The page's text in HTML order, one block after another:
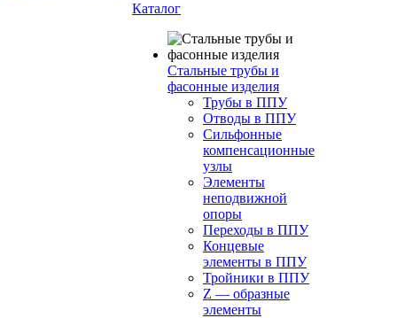
Каталог
Стальные трубы и
фасонные изделия
Трубы в ППУ
Отводы в ППУ
Сильфонные
компенсационные
узлы
Элементы
неподвижной
опоры
Переходы в ППУ
Концевые
элементы в ППУ
Тройники в ППУ
Z — образные
элементы